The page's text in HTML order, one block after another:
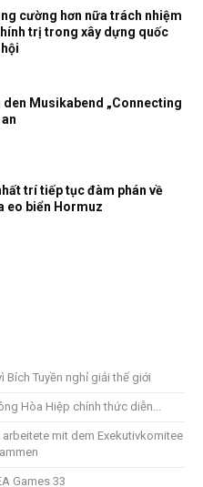
cường hơn nữa trách nhiệm
trị trong xây dựng quốc
den Musikabend „Connecting
trí tiếp tục đàm phán về
eo biển Hormuz
Bích Tuyền nghỉ giải thế giới
Hòa Hiệp chính thức diễn...
arbeitete mit dem Exekutivkomitee
Games 33